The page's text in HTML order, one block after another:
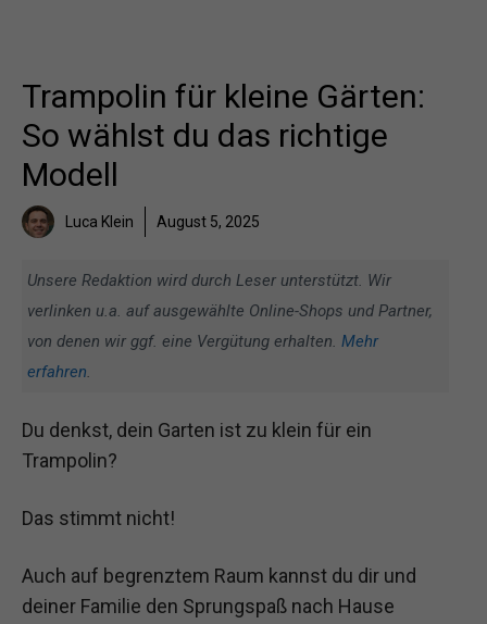
Trampolin für kleine Gärten:
So wählst du das richtige
Modell
Luca Klein August 5, 2025
Unsere Redaktion wird durch Leser unterstützt. Wir
verlinken u.a. auf ausgewählte Online-Shops und Partner,
von denen wir ggf. eine Vergütung erhalten. Mehr
erfahren.
Du denkst, dein Garten ist zu klein für ein
Trampolin?
Das stimmt nicht!
Auch auf begrenztem Raum kannst du dir und
deiner Familie den Sprungspaß nach Hause